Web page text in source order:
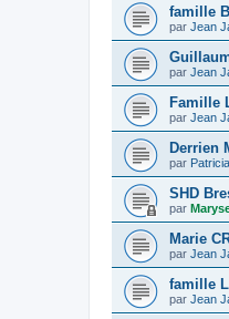
famille
par Jean
par Jean
Famille
par Jean
Derrien
par Patricia
SHD
par
Marie
par Jean
famille
par Jean